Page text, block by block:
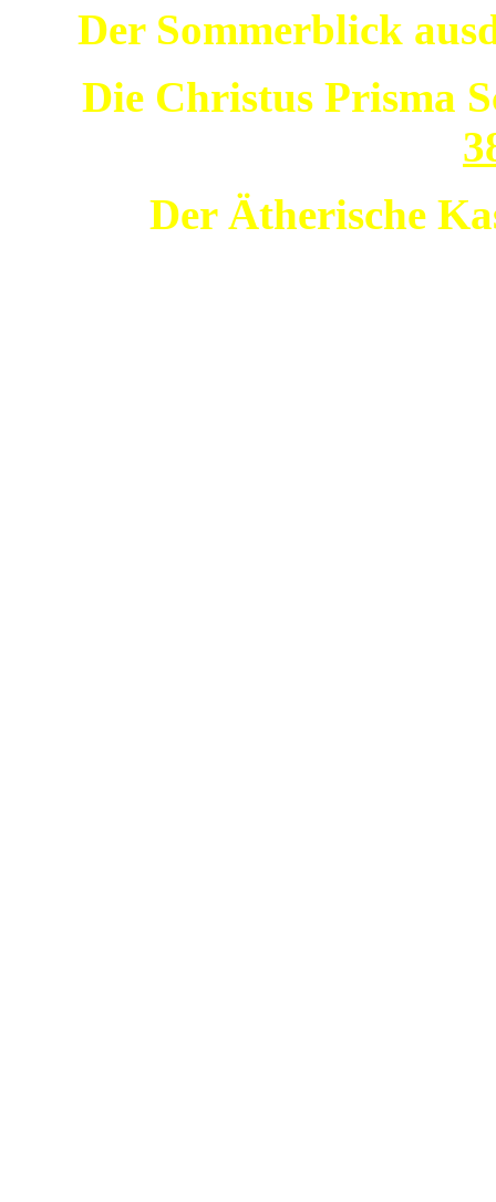
Der Sommerblick
Die Christus Prisma
Der Ätherische